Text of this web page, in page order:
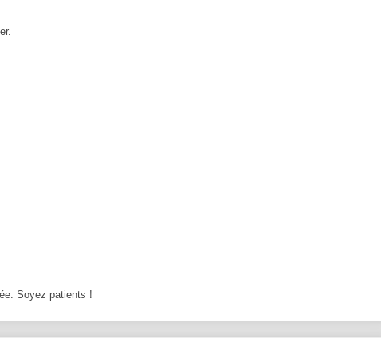
Soyez patients !